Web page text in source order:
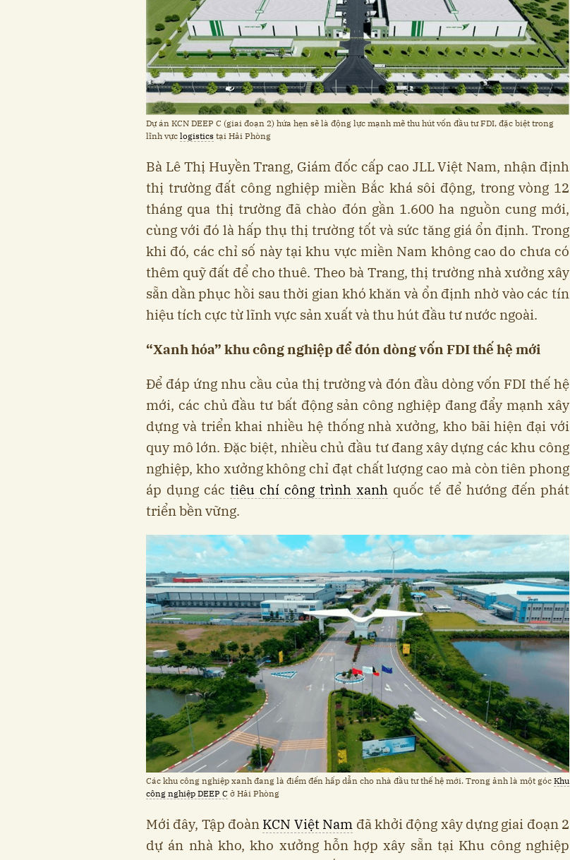
Dự án KCN DEEP C (giai đoạn 2) hứa hẹn sẽ là động lực mạnh mẽ thu hút vốn đầu tư FDI, đặc biệt trong
lĩnh vực logistics tại Hải Phòng
Bà Lê Thị Huyền Trang, Giám đốc cấp cao JLL Việt Nam, nhận định
thị trường đất công nghiệp miền Bắc khá sôi động, trong vòng 12
tháng qua thị trường đã chào đón gần 1.600 ha nguồn cung mới,
cùng với đó là hấp thụ thị trường tốt và sức tăng giá ổn định. Trong
khi đó, các chỉ số này tại khu vực miền Nam không cao do chưa có
thêm quỹ đất để cho thuê. Theo bà Trang, thị trường nhà xưởng xây
sẵn dần phục hồi sau thời gian khó khăn và ổn định nhờ vào các tín
hiệu tích cực từ lĩnh vực sản xuất và thu hút đầu tư nước ngoài.
“Xanh hóa” khu công nghiệp để đón dòng vốn FDI thế hệ mới
Để đáp ứng nhu cầu của thị trường và đón đầu dòng vốn FDI thế hệ
mới, các chủ đầu tư bất động sản công nghiệp đang đẩy mạnh xây
dựng và triển khai nhiều hệ thống nhà xưởng, kho bãi hiện đại với
quy mô lớn. Đặc biệt, nhiều chủ đầu tư đang xây dựng các khu công
nghiệp, kho xưởng không chỉ đạt chất lượng cao mà còn tiên phong
áp dụng các tiêu chí công trình xanh quốc tế để hướng đến phát
triển bền vững.
Các khu công nghiệp xanh đang là điểm đến hấp dẫn cho nhà đầu tư thế hệ mới. Trong ảnh là một góc Khu
công nghiệp DEEP C ở Hải Phòng
Mới đây, Tập đoàn KCN Việt Nam đã khởi động xây dựng giai đoạn 2
dự án nhà kho, kho xưởng hỗn hợp xây sẵn tại Khu công nghiệp